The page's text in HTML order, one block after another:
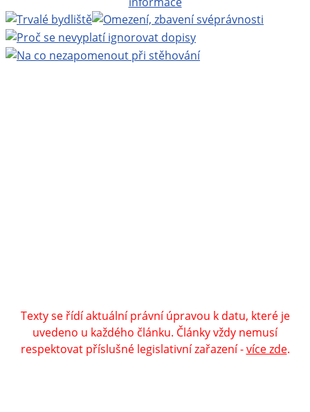
Texty se řídí aktuální právní úpravou k datu, které je
uvedeno u každého článku. Články vždy nemusí
respektovat příslušné legislativní zařazení -více zde.